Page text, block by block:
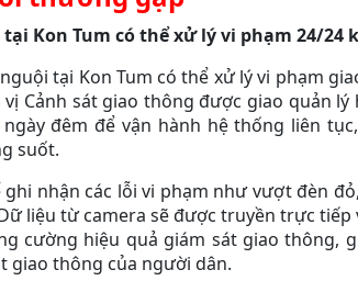
Kon Tum có thể xử lý vi phạm 24/24
tại Kon Tum có thể xử lý vi phạm
vị Cảnh sát giao thông được giao quản
đêm để vận hành hệ thống liên
suốt.
nhận các lỗi vi phạm như vượt đèn
liệu từ camera sẽ được truyền trực
cường hiệu quả giám sát giao thông,
giao thông của người dân.